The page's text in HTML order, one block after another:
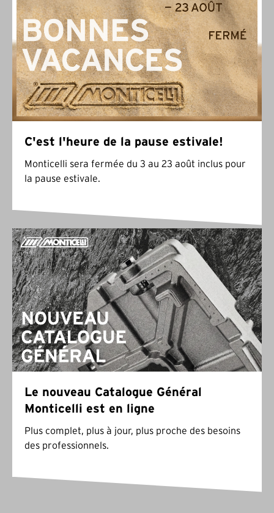
C'est l'heure de la pause estivale!
Monticelli sera fermée du 3 au 23 août inclus pour
la pause estivale.
Le nouveau Catalogue Général
Monticelli est en ligne
Plus complet, plus à jour, plus proche des besoins
des professionnels.